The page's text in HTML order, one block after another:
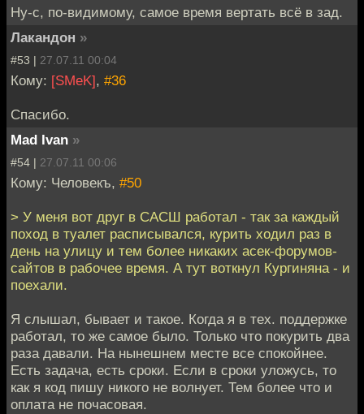
Ну-с, по-видимому, самое время вертать всё в зад.
Лакандон »
#53 | 27.07.11 00:04
Кому: [SMeK], #36
Спасибо.
Mad Ivan »
#54 | 27.07.11 00:06
Кому: Человекъ, #50
> У меня вот друг в САСШ работал - так за каждый
поход в туалет расписывался, курить ходил раз в
день на улицу и тем более никаких асек-форумов-
сайтов в рабочее время. А тут воткнул Кургиняна - и
поехали.
Я слышал, бывает и такое. Когда я в тех. поддержке
работал, то же самое было. Только что покурить два
раза давали. На нынешнем месте все спокойнее.
Есть задача, есть сроки. Если в сроки уложусь, то
как я код пишу никого не волнует. Тем более что и
оплата не почасовая.